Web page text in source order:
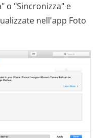
o "Sincronizza" e
nell'app Foto